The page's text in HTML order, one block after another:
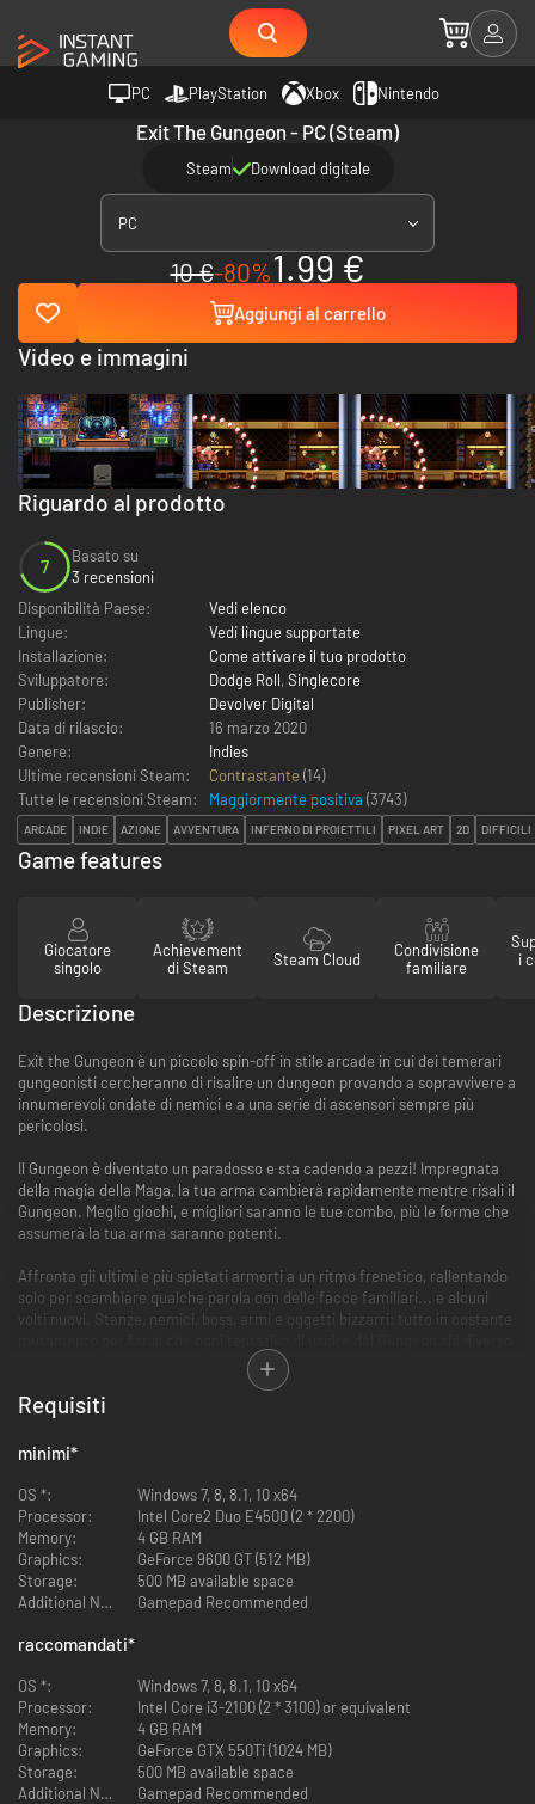
PC PlayStation Xbox Nintendo
Exit The Gungeon - PC (Steam)
Steam Download digitale
PC
10 €-80%1.99 €
Aggiungi al carrello
Riguardo al prodotto
7
Basato su
3 recensioni
Disponibilità Paese:
Vedi elenco
Lingue:
Vedi lingue supportate
Installazione:
Come attivare il tuo prodotto
Sviluppatore:
Dodge Roll, Singlecore
Publisher:
Devolver Digital
Data di rilascio:
16 marzo 2020
Genere:
Indies
Ultime recensioni Steam:
Contrastante (14)
Tutte le recensioni Steam:
Maggiormente positiva (3743)
ARCADE INDIE AZIONE AVVENTURA INFERNO DI PROIETTILI PIXEL ART 2D DIFFICILI
Video e immagini
Game features
Giocatore
singolo
Achievement
di Steam
Steam Cloud
Condivisione
familiare
i
Descrizione
Exit the Gungeon è un piccolo spin-off in stile arcade in cui dei temerari
gungeonisti cercheranno di risalire un dungeon provando a sopravvivere a
innumerevoli ondate di nemici e a una serie di ascensori sempre più
pericolosi.
Il Gungeon è diventato un paradosso e sta cadendo a pezzi! Impregnata
della magia della Maga, la tua arma cambierà rapidamente mentre risali il
Gungeon. Meglio giochi, e migliori saranno le tue combo, più le forme che
assumerà la tua arma saranno potenti.
Affronta gli ultimi e più spietati armorti a un ritmo frenetico, rallentando
solo per scambiare qualche parola con delle facce familiari... e alcuni
volti nuovi. Stanze, nemici, boss, armi e oggetti bizzarri: tutto in costante
Requisiti
minimi*
OS *:
Windows 7, 8, 8.1, 10 x64
Processor:
Intel Core2 Duo E4500 (2 * 2200)
Memory:
4 GB RAM
Graphics:
GeForce 9600 GT (512 MB)
Storage:
500 MB available space
Additional Notes:
Gamepad Recommended
raccomandati*
OS *:
Windows 7, 8, 8.1, 10 x64
Processor:
Intel Core i3-2100 (2 * 3100) or equivalent
Memory:
4 GB RAM
Graphics:
GeForce GTX 550Ti (1024 MB)
Storage:
500 MB available space
Additional Notes:
Gamepad Recommended